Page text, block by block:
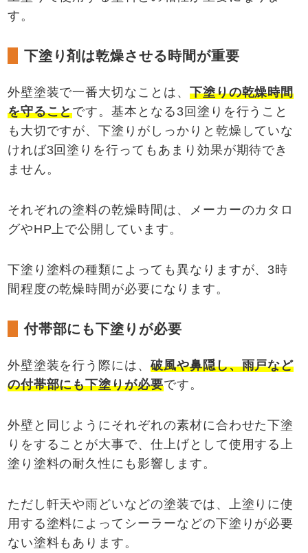
す。
下塗り剤は乾燥させる時間が重要
外壁塗装で一番大切なことは、 下塗りの乾燥時間
を守ることです。基本となる3回塗りを行うこと
も大切ですが、下塗りがしっかりと乾燥していな
ければ3回塗りを行ってもあまり効果が期待でき
ません。
それぞれの塗料の乾燥時間は、メーカーのカタロ
グやHP上で公開しています。
下塗り塗料の種類によっても異なりますが、3時
間程度の乾燥時間が必要になります。
付帯部にも下塗りが必要
外壁塗装を行う際には、破風や鼻隠し、雨戸など
の付帯部にも下塗りが必要です。
外壁と同じようにそれぞれの素材に合わせた下塗
りをすることが大事で、仕上げとして使用する上
塗り塗料の耐久性にも影響します。
ただし軒天や雨どいなどの塗装では、上塗りに使
用する塗料によってシーラーなどの下塗りが必要
ない塗料もあります。